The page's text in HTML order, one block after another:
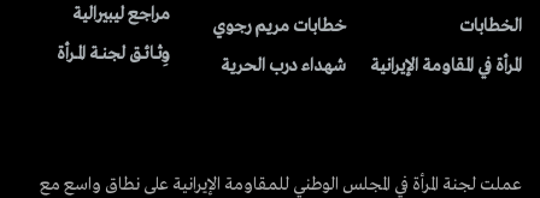
الخطابات
المرأة في المقاومة الإيرانية
خطابات مريم رجوي
شهداء درب الحرية
مراجع ليبيرالية
وِثــائــق لجنــة المــرأة
عملت لجنة المرأة في المجلس الوطني للمقاومة الإيرانية على نطاق واسع مع